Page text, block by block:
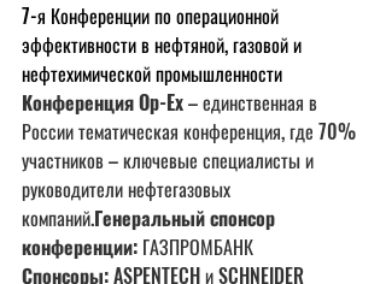
7-я Конференции по операционной
эффективности в нефтяной, газовой и
нефтехимической промышленности
Конференция Op-Ex – единственная в
России тематическая конференция, где 70%
участников – ключевые специалисты и
руководители нефтегазовых
компаний.Генеральный спонсор
конференции: ГАЗПРОМБАНК
Спонсоры: ASPENTECH и SCHNEIDER